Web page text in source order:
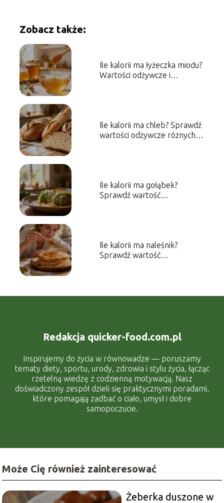
Zobacz także:
Ile kalorii ma łyżeczka miodu?
Wartości odżywcze i
Ile kalorii ma chleb? Sprawdź
wartości odżywcze różnych
Ile kalorii ma gołąbek?
Sprawdź wartość
Ile kalorii ma naleśnik?
Sprawdź wartość
Redakcja quicker-food.com.pl
Inspirujemy do życia w równowadze — poruszamy
tematy diety, sportu, urody, zdrowia i stylu życia, łącząc
rzetelną wiedzę z codzienną motywacją. Nasz
doświadczony zespół dzieli się praktycznymi poradami,
które pomagają zadbać o ciało, umysł i dobre
samopoczucie.
Może Cię również zainteresować
Żeberka duszone w